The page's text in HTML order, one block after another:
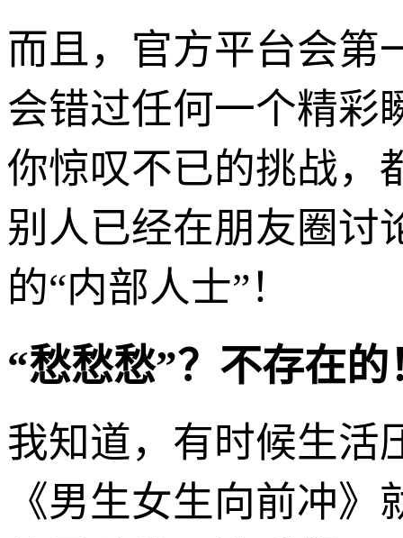
而且，官方平台会第
会错过任何一个精彩
你惊叹不已的挑战，
别人已经在朋友圈讨
的“内部人士”！
“愁愁愁”？不存在
我知道，有时候生活
《男生女生向前冲